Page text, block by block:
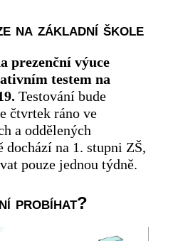
na základní škole
prezenční výuce
testem na
Testování bude
čtvrtek ráno ve
a oddělených
dochází na 1. stupni ZŠ,
pouze jednou týdně.
probíhat?